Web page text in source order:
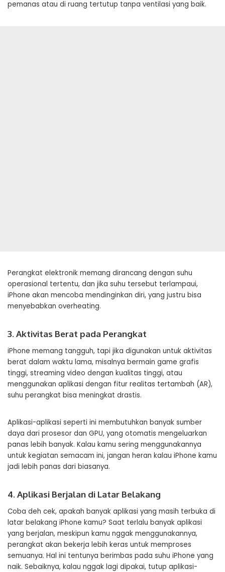
pemanas atau di ruang tertutup tanpa ventilasi yang baik.
Perangkat elektronik memang dirancang dengan suhu
operasional tertentu, dan jika suhu tersebut terlampaui,
iPhone akan mencoba mendinginkan diri, yang justru bisa
menyebabkan overheating.
3. Aktivitas Berat pada Perangkat
iPhone memang tangguh, tapi jika digunakan untuk aktivitas
berat dalam waktu lama, misalnya bermain game grafis
tinggi, streaming video dengan kualitas tinggi, atau
menggunakan aplikasi dengan fitur realitas tertambah (AR),
suhu perangkat bisa meningkat drastis.
Aplikasi-aplikasi seperti ini membutuhkan banyak sumber
daya dari prosesor dan GPU, yang otomatis mengeluarkan
panas lebih banyak. Kalau kamu sering menggunakannya
untuk kegiatan semacam ini, jangan heran kalau iPhone kamu
jadi lebih panas dari biasanya.
4. Aplikasi Berjalan di Latar Belakang
Coba deh cek, apakah banyak aplikasi yang masih terbuka di
latar belakang iPhone kamu? Saat terlalu banyak aplikasi
yang berjalan, meskipun kamu nggak menggunakannya,
perangkat akan bekerja lebih keras untuk memproses
semuanya. Hal ini tentunya berimbas pada suhu iPhone yang
naik. Sebaiknya, kalau nggak lagi dipakai, tutup aplikasi-